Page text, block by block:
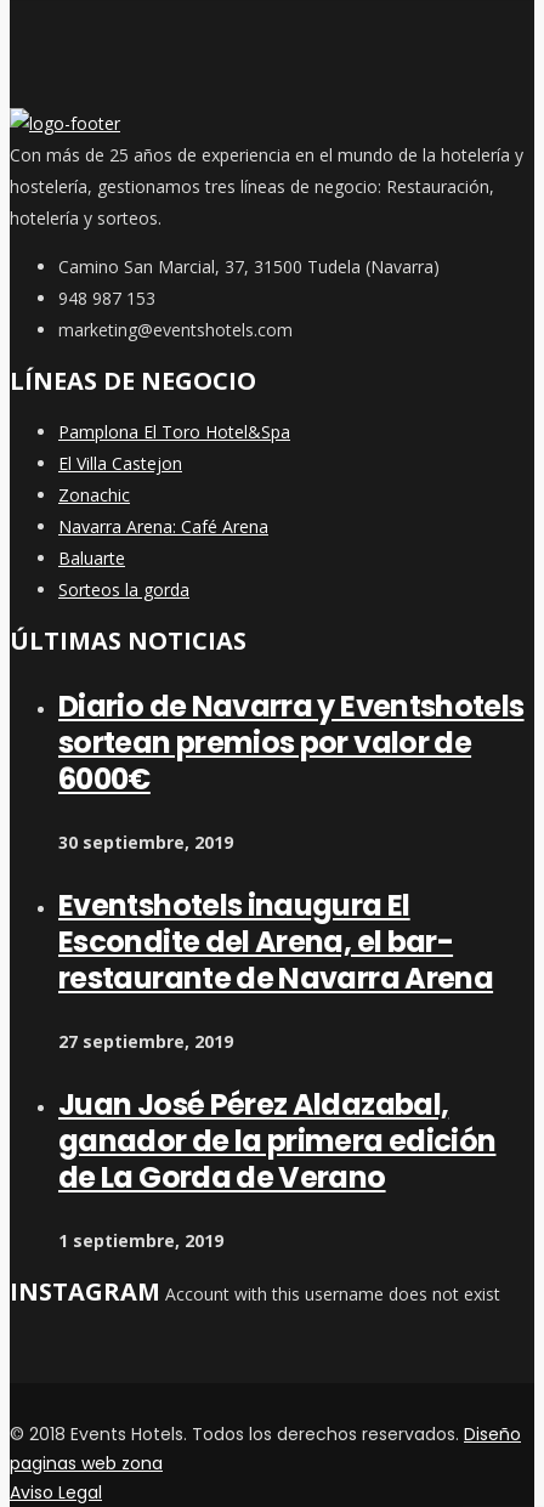
Con más de 25 años de experiencia en el mundo de la hotelería y
hostelería, gestionamos tres líneas de negocio: Restauración,
hotelería y sorteos.
Camino San Marcial, 37, 31500 Tudela (Navarra)
948 987 153
marketing@eventshotels.com
LÍNEAS DE NEGOCIO
Pamplona El Toro Hotel&Spa
El Villa Castejon
Zonachic
Navarra Arena: Café Arena
Baluarte
Sorteos la gorda
ÚLTIMAS NOTICIAS
Diario de Navarra y Eventshotels
sortean premios por valor de
6000€
30 septiembre, 2019
Eventshotels inaugura El
Escondite del Arena, el bar-
restaurante de Navarra Arena
27 septiembre, 2019
Juan José Pérez Aldazabal,
ganador de la primera edición
de La Gorda de Verano
1 septiembre, 2019
INSTAGRAM Account with this username does not exist
© 2018 Events Hotels. Todos los derechos reservados. Diseño
paginas web zona
Aviso Legal